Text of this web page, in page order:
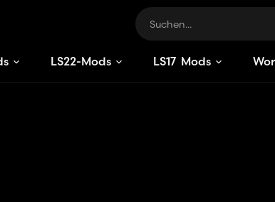
LS22-Mods LS17 Mods